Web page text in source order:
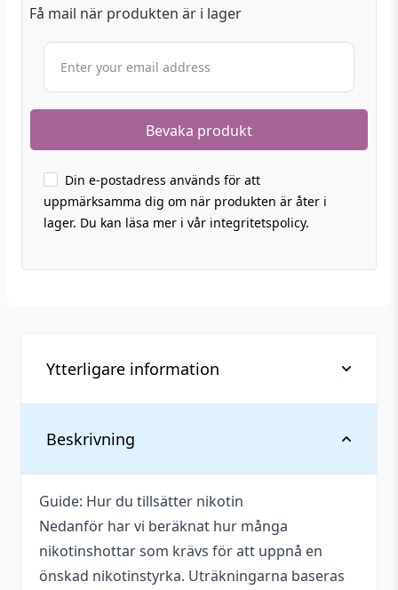
Få mail när produkten är i lager
Din e-postadress används för att
uppmärksamma dig om när produkten är åter i
lager. Du kan läsa mer i vår integritetspolicy.
Beskrivning
Guide: Hur du tillsätter nikotin
Nedanför har vi beräknat hur många
nikotinshottar som krävs för att uppnå en
önskad nikotinstyrka. Uträkningarna baseras
Ytterligare information
Vikt
Flaskstorlek
60 ml
Serie
Cheap Thrills
Innehåller
cooling
Ja